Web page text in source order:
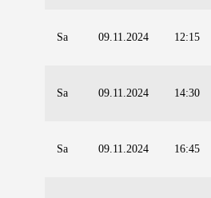
Sa 09.11.2024 12:15
Sa 09.11.2024 14:30
Sa 09.11.2024 16:45